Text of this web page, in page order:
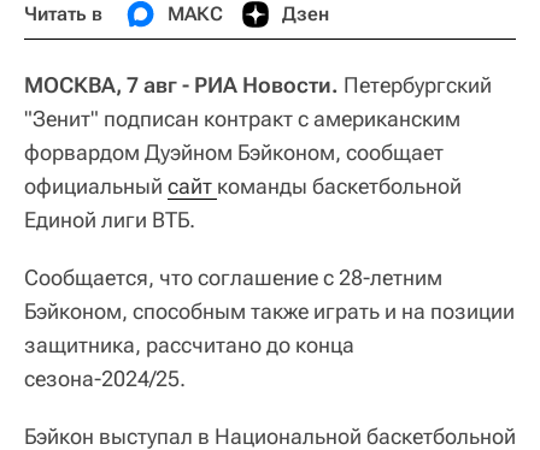
Читать в МАКС Дзен
МОСКВА, 7 авг - РИА Новости. Петербургский
"Зенит" подписан контракт с американским
форвардом Дуэйном Бэйконом, сообщает
официальный сайт команды баскетбольной
Единой лиги ВТБ.
Сообщается, что соглашение с 28-летним
Бэйконом, способным также играть и на позиции
защитника, рассчитано до конца
сезона-2024/25.
Бэйкон выступал в Национальной баскетбольной